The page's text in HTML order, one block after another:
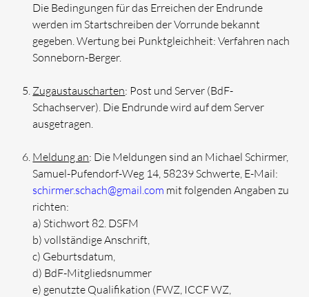
Die Bedingungen für das Erreichen der Endrunde
werden im Startschreiben der Vorrunde bekannt
gegeben. Wertung bei Punktgleichheit: Verfahren nach
Sonneborn-Berger.
Zugaustauscharten: Post und Server (BdF-
Schachserver). Die Endrunde wird auf dem Server
ausgetragen.
Meldung an: Die Meldungen sind an Michael Schirmer,
Samuel-Pufendorf-Weg 14, 58239 Schwerte, E-Mail:
schirmer.schach@gmail.com mit folgenden Angaben zu
richten:
a) Stichwort 82. DSFM
b) vollständige Anschrift,
c) Geburtsdatum,
d) BdF-Mitgliedsnummer
e) genutzte Qualifikation (FWZ, ICCF WZ,